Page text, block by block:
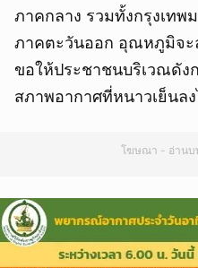
ภาคกลาง รวมทั้งกรุงเท
ภาคตะวันออก อุณหภูมิจะ
ขอให้ประชาชนบริเวณดัง
สภาพอากาศที่หนาวเย็นล
โฆษณา - อ่านบ